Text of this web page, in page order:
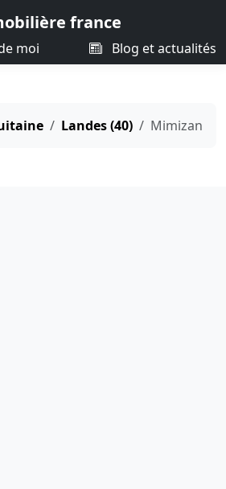
france
moi Blog et actualités
Landes (40) Mimizan